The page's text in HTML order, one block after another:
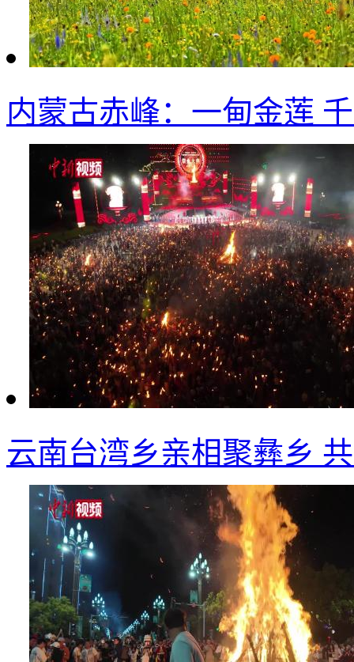
内蒙古赤峰：一甸金莲
云南台湾乡亲相聚彝乡